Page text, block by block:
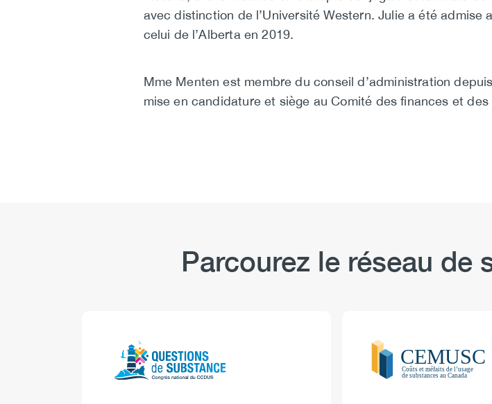
avec distinction de l’Université Western. Julie a été
celui de l’Alberta en 2019.
Mme Menten est membre du conseil d’administration
mise en candidature et siège au Comité des finances et
Parcourez le réseau de
Logo
Image